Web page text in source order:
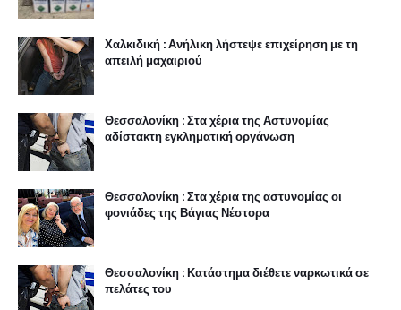
Χαλκιδική : Ανήλικη λήστεψε επιχείρηση με τη
απειλή μαχαιριού
Θεσσαλονίκη : Στα χέρια της Αστυνομίας
αδίστακτη εγκληματική οργάνωση
Θεσσαλονίκη : Στα χέρια της αστυνομίας οι
φονιάδες της Βάγιας Νέστορα
Θεσσαλονίκη : Κατάστημα διέθετε ναρκωτικά σε
πελάτες του